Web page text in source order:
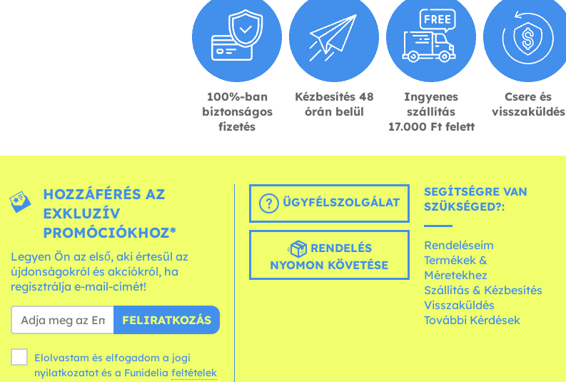
100%-ban
biztonságos
fizetés
Kézbesítés 48
órán belül
Ingyenes
szállítás
17.000 Ft felett
Csere és
visszaküldés
HOZZÁFÉRÉS AZ
EXKLUZÍV
PROMÓCIÓKHOZ*
Legyen Ön az első, aki értesül az
újdonságokról és akciókról, ha
regisztrálja e-mail-címét!
FELIRATKOZÁS
Elolvastam és elfogadom a jogi
nyilatkozatot és a Funidelia feltételek
ÜGYFÉLSZOLGÁLAT
RENDELÉS
NYOMON KÖVETÉSE
SEGÍTSÉGRE VAN
SZÜKSÉGED?:
Rendeléseim
Termékek &
Méretekhez
Szállítás & Kézbesítés
Visszaküldés
További Kérdések